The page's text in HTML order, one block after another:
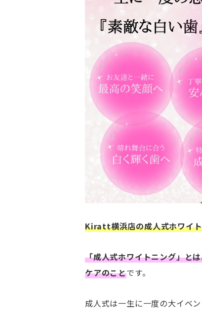
Kiratt横浜店の成人式ホワイ
「成人式ホワイトニング」と
ケアのことです。
成人式は一生に一度の大イベン